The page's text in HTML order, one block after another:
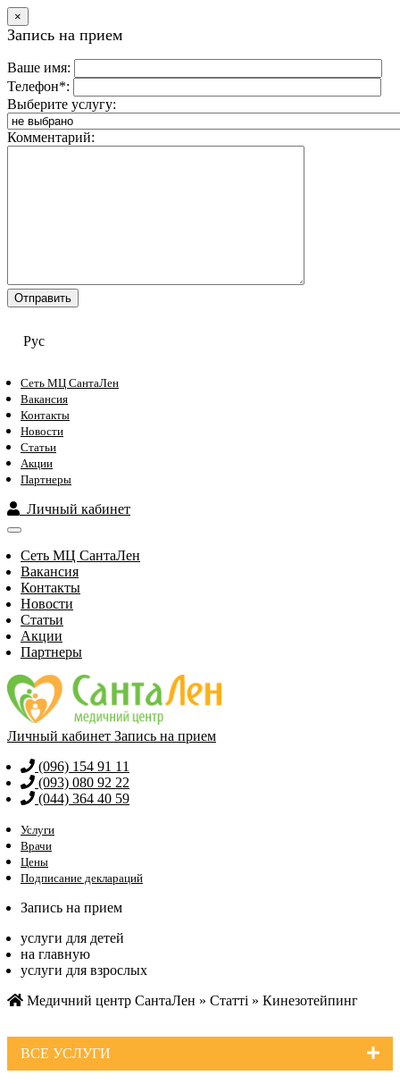
×
Запись на прием
Ваше имя:
Телефон*:
Выберите услугу:
Комментарий:
Рус
Сеть МЦ СантаЛен
Вакансия
Контакты
Новости
Статьи
Акции
Партнеры
Личный кабинет
Сеть МЦ СантаЛен
Вакансия
Контакты
Новости
Статьи
Акции
Партнеры
Личный кабинет Запись на прием
(096) 154 91 11
(093) 080 92 22
(044) 364 40 59
Услуги
Врачи
Цены
Подписание деклараций
Запись на прием
услуги для детей
на главную
услуги для взрослых
Медичний центр СантаЛен » Статті » Кинезотейпинг
ВСЕ УСЛУГИ